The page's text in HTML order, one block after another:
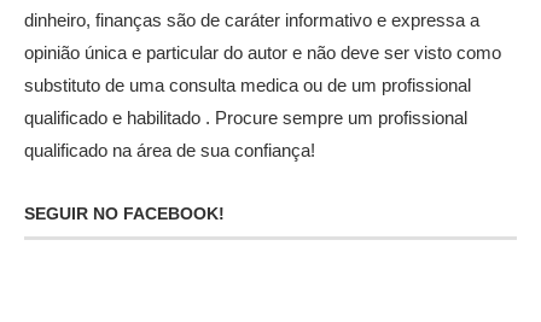
dinheiro, finanças são de caráter informativo e expressa a
opinião única e particular do autor e não deve ser visto como
substituto de uma consulta medica ou de um profissional
qualificado e habilitado . Procure sempre um profissional
qualificado na área de sua confiança!
SEGUIR NO FACEBOOK!